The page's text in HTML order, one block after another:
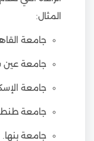
المثال:
جامعة
جامعة
جامعة
جامعة
جامعة بنها.